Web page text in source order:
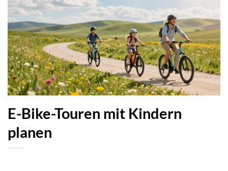
E-Bike-Touren mit Kindern
planen